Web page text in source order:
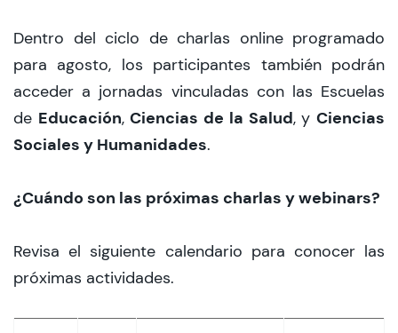
Dentro del ciclo de charlas online programado
para agosto, los participantes también podrán
acceder a jornadas vinculadas con las Escuelas
de Educación,Ciencias de la Salud, yCiencias
Sociales y Humanidades.
¿Cuándo son las próximas charlas y webinars?
Revisa el siguiente calendario para conocer las
próximas actividades.